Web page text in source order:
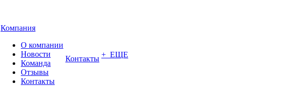
Компания
О компании
Новости
Команда
Отзывы
Контакты
Контакты + ЕЩЕ